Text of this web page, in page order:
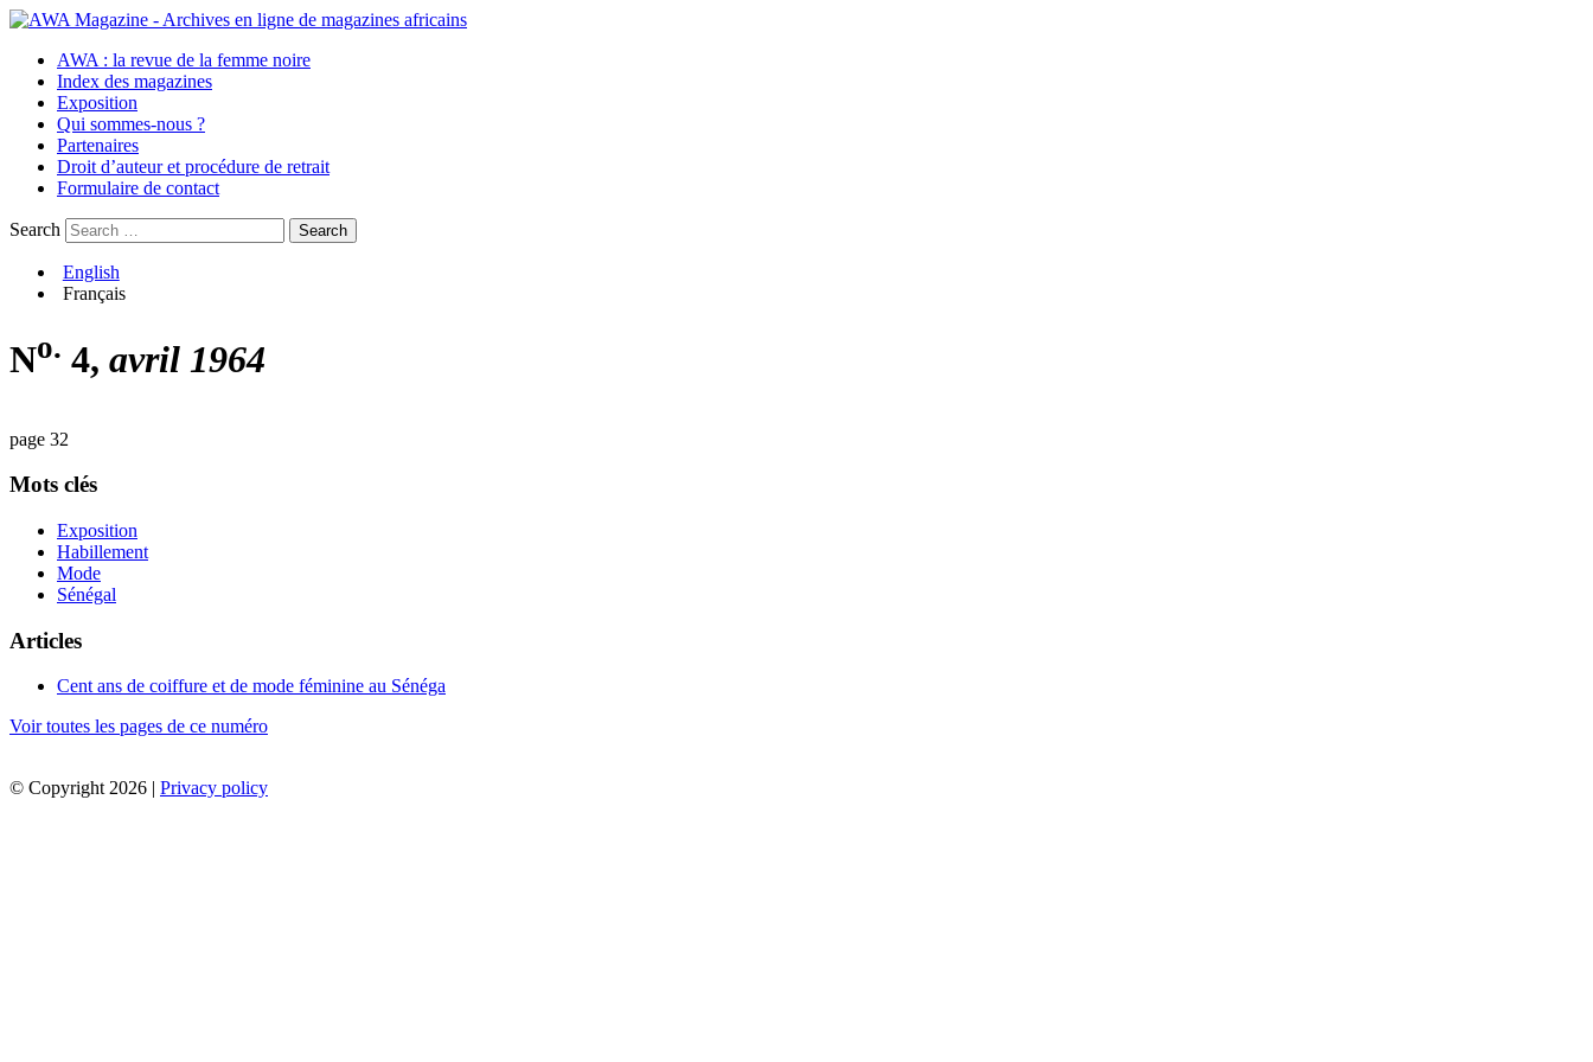
AWA : la revue de la femme noire
Index des magazines
Exposition
Qui sommes-nous ?
Partenaires
Droit d’auteur et procédure de retrait
Formulaire de contact
Search
English
Français
No. 4, avril 1964
page 32
Mots clés
Exposition
Habillement
Mode
Sénégal
Articles
Cent ans de coiffure et de mode féminine au Sénéga
Voir toutes les pages de ce numéro
© Copyright 2026 | Privacy policy